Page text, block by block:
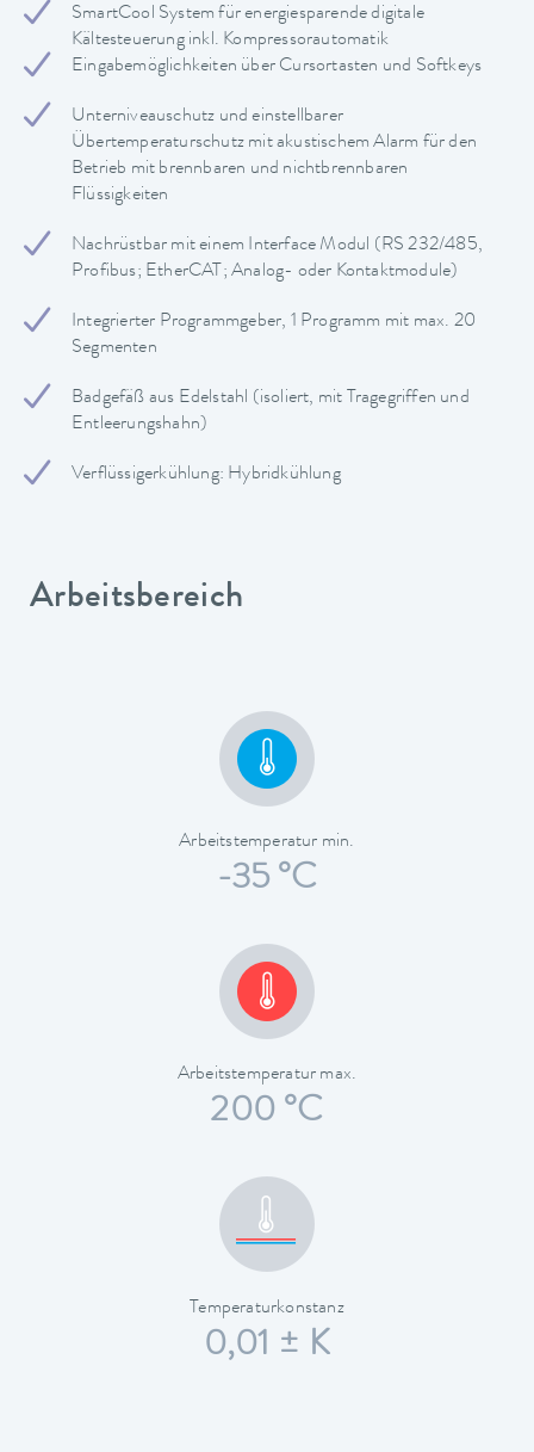
SmartCool System für energiesparende digitale
Kältesteuerung inkl. Kompressorautomatik
Eingabemöglichkeiten über Cursortasten und Softkeys
Unterniveauschutz und einstellbarer
Übertemperaturschutz mit akustischem Alarm für den
Betrieb mit brennbaren und nichtbrennbaren
Flüssigkeiten
Nachrüstbar mit einem Interface Modul (RS 232/485,
Profibus; EtherCAT; Analog- oder Kontaktmodule)
Integrierter Programmgeber, 1 Programm mit max. 20
Segmenten
Badgefäß aus Edelstahl (isoliert, mit Tragegriffen und
Entleerungshahn)
Verflüssigerkühlung: Hybridkühlung
Arbeitsbereich
Arbeitstemperatur min.
-35 °C
Arbeitstemperatur max.
200 °C
Temperaturkonstanz
0,01 ± K